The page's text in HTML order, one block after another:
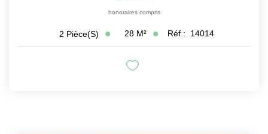
honoraires compris
2 Pièce(s) 28 M² Réf : 14014